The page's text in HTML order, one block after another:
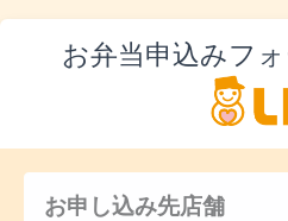
お弁当申込みフ
お申し込み先店舗